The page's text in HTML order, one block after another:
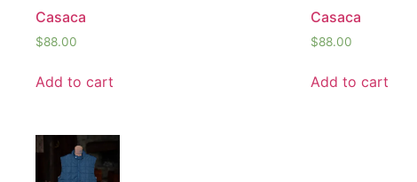
Casaca
$88.00
Add to cart
Casaca
$88.00
Add to cart